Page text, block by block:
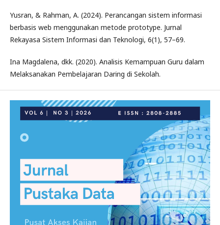
Yusran, & Rahman, A. (2024). Perancangan sistem informasi
berbasis web menggunakan metode prototype. Jurnal
Rekayasa Sistem Informasi dan Teknologi, 6(1), 57–69.
Ina Magdalena, dkk. (2020). Analisis Kemampuan Guru dalam
Melaksanakan Pembelajaran Daring di Sekolah.